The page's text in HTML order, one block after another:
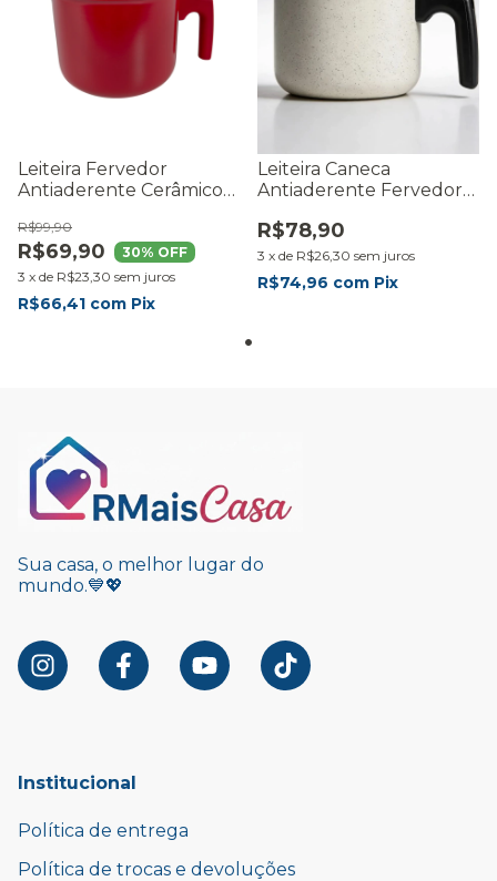
Leiteira Fervedor
Antiaderente Cerâmico
R$69,90
R$99,90
30% OFF
3 x de R$23,30 sem juros
R$66,41 com Pix
Leiteira Caneca
Antiaderente Fervedor
R$78,90
3 x de R$26,30 sem juros
R$74,96 com Pix
Sua casa, o melhor lugar do
mundo.💙💖
Institucional
Política de entrega
Política de trocas e devoluções